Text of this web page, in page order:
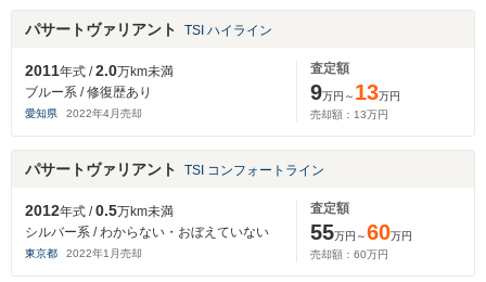
パサートヴァリアント TSI ハイライン
2011年式 /2.0万km未満
ブルー系 / 修復歴あり
愛知県 2022年4月売却
査定額
9万円～ 13万円
売却額： 13万円
パサートヴァリアント TSI コンフォートライン
2012年式 /0.5万km未満
シルバー系 / わからない・おぼえていない
東京都 2022年1 月売却
査定額
55万円～60万円
売却額： 60万円